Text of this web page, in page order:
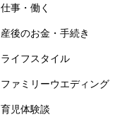
仕事・働く
産後のお金・手続き
ライフスタイル
ファミリーウエディング
育児体験談